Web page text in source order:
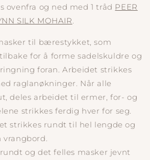
ovenfra og ned med 1 tråd PEER
SILK MOHAIR.
til bærestykket, som
for å forme sadelskuldre og
foran. Arbeidet strikkes
raglanøkninger. Når alle
deles arbeidet til ermer, for- og
strikkes ferdig hver for seg.
strikkes rundt til hel lengde og
vrangbord.
og det felles masker jevnt